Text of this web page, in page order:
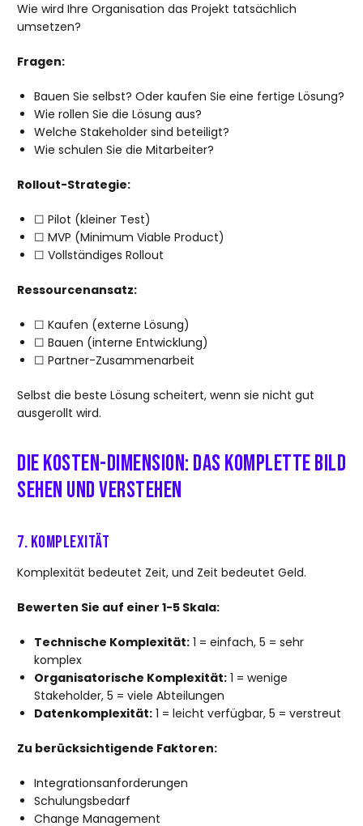
Wie wird Ihre Organisation das Projekt tatsächlich
umsetzen?
Fragen:
Bauen Sie selbst? Oder kaufen Sie eine fertige Lösung?
Wie rollen Sie die Lösung aus?
Welche Stakeholder sind beteiligt?
Wie schulen Sie die Mitarbeiter?
Rollout-Strategie:
☐ Pilot (kleiner Test)
☐ MVP (Minimum Viable Product)
☐ Vollständiges Rollout
Ressourcenansatz:
☐ Kaufen (externe Lösung)
☐ Bauen (interne Entwicklung)
☐ Partner-Zusammenarbeit
Selbst die beste Lösung scheitert, wenn sie nicht gut
ausgerollt wird.
Die KOSTEN-Dimension: Das komplette Bild
sehen und verstehen
7. Komplexität
Komplexität bedeutet Zeit, und Zeit bedeutet Geld.
Bewerten Sie auf einer 1-5 Skala:
Technische Komplexität: 1 = einfach, 5 = sehr
komplex
Organisatorische Komplexität: 1 = wenige
Stakeholder, 5 = viele Abteilungen
Datenkomplexität: 1 = leicht verfügbar, 5 = verstreut
Zu berücksichtigende Faktoren:
Integrationsanforderungen
Schulungsbedarf
Change Management